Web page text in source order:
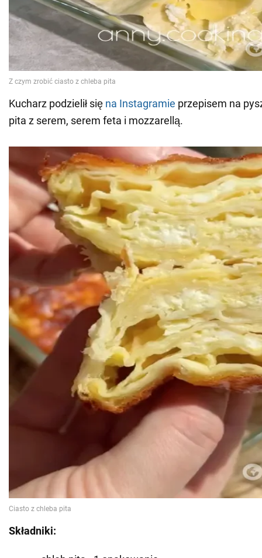
Kucharz podzielił się na Instagramie przepisem na
pita z serem, serem feta i mozzarellą.
Składniki: